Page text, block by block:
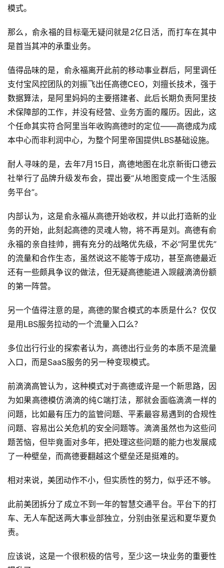
页
业
界
工
模式。
那么，俞永福的目标毫无疑问就是2亿日活，而打车在其中
是首当其冲的承重业务。
值得品味的是，俞永福离开此前的移动事业群后，阿里调任
支付宝风控团队的刘振飞出任高德CEO，刘擅长技术，强于
数据算法，是阿里妈妈的主要搭建者、此后长期负责阿里技
术保障部的工作，并没有经营、业务方面的履历。因此，这
个任命其实符合阿里当年收购高德时的定位——高德成为成
本中心而非利润中心，为整个阿里帝国提供LBS基础设施。
耐人寻味的是，去年7月15日，高德地图在北京新街口德云
社举行了品牌升级发布会，提出要“从地图变成一个生活服
务平台”。
内部认为，这是俞永福从高德开始收权，并以此打造新的业
务的开始，此刻起高德的灵魂人物，将不再是刘。高德有俞
永福的亲自挂帅，拥有充分的战略优先级，不必“阿里优先”
的流量和合作生态，虽然说这不能等于成功，甚至高德最近
还有一些颇具争议的做法，但无疑高德能进入觊觎滴滴份额
的第一阵营。
另一个值得注意的是，高德的聚合模式的本质是什么？仅仅
是用LBS服务拉动的一个流量入口么？
多位出行行业的探索者认为，高德出行业务的本质不是流量
入口，而是SaaS服务的另一种变现模式。
前滴滴高管认为，这种模式对于高德或许是一个新思路，因
为如果高德模仿滴滴的纯C端打法，那就会面临滴滴一样的
问题，比如最有压力的监管问题、平素最容易遇到的合规性
问题、容易出公关危机的安全问题等。滴滴虽然也为这些问
题苦恼，但毕竟面对多年，把处理这些问题的能力也发展成
了一种壁垒，而高德要翻越这个壁垒还是挺难的。
相对来说，美团动作不小，但实质性的努力，似乎还不够。
此前美团拆分了成立不到一年的智慧交通平台。平台下的打
车、无人车配送两大事业部独立，分别由张星远和夏华夏负
责。
应该说，这是一个很积极的信号，至少这一块业务的重要性